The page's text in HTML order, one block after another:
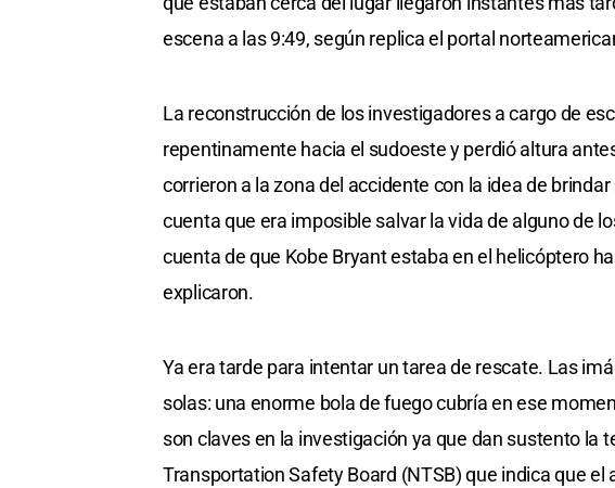
escena a las 9:49, según replica el portal
La reconstrucción de los investigadores a cargo de
repentinamente hacia el sudoeste y perdió altura
corrieron a la zona del accidente con la idea de
cuenta que era imposible salvar la vida de alguno de
cuenta de que Kobe Bryant estaba en el helicóptero
explicaron.
Ya era tarde para intentar un tarea de rescate. Las
solas: una enorme bola de fuego cubría en ese
son claves en la investigación ya que dan sustento la
Transportation Safety Board (NTSB) que indica que el